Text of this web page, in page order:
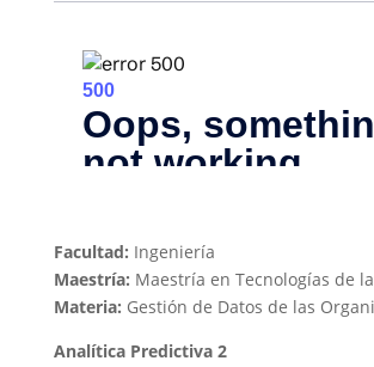
Facultad: Ingeniería
Maestría: Maestría en Tecnologías de
Materia: Gestión de Datos de las
Analítica Predictiva 2